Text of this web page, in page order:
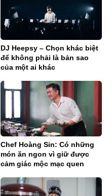
DJ Heepsy – Chọn khác biệt
để không phải là bản sao
của một ai khác
Chef Hoàng Sin: Có những
món ăn ngon vì giữ được
cảm giác mộc mạc quen